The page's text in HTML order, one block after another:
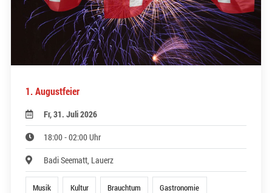
1. Augustfeier
Fr, 31. Juli 2026
18:00 - 02:00 Uhr
Badi Seematt, Lauerz
Musik Kultur Brauchtum Gastronomie